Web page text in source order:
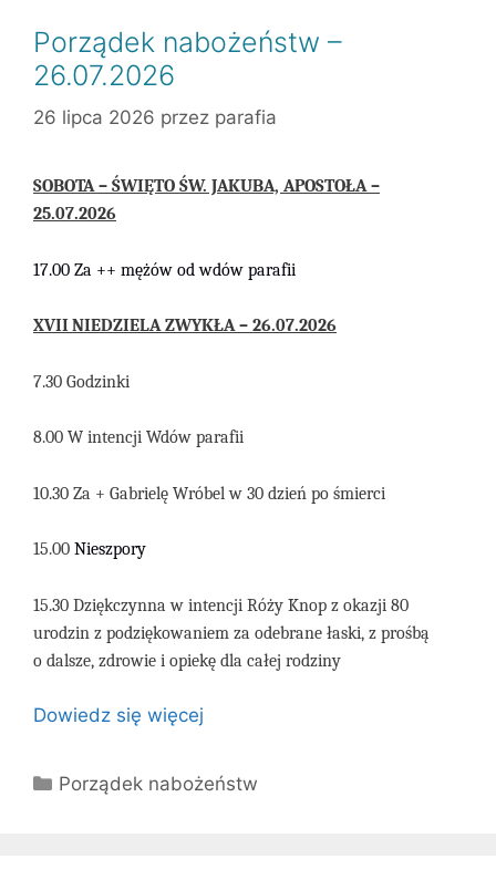
Porządek nabożeństw –
26.07.2026
26 lipca 2026 przez parafia
SOBOTA – ŚWIĘTO ŚW. JAKUBA, APOSTOŁA –
25.07.2026
17.00 Za ++ mężów od wdów parafii
XVIINIEDZIELAZWYKŁA– 26.07.2026
7.30 Godzinki
8.00 W intencji Wdów parafii
10.30 Za + Gabrielę Wróbel w 30 dzień po śmierci
15.00 Nieszpory
15.30 Dziękczynna w intencji Róży Knop z okazji 80
urodzin z podziękowaniem za odebrane łaski, z prośbą
o dalsze, zdrowie i opiekę dla całej rodziny
Dowiedz się więcej
Kategorie
Porządek nabożeństw